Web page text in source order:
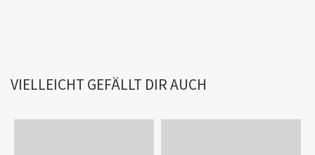
VIELLEICHT GEFÄLLT DIR AUCH